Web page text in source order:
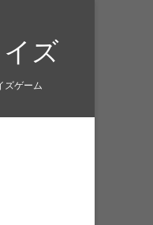
ズ
ズゲーム